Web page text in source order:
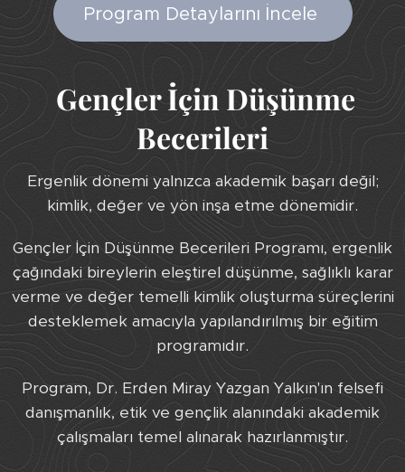
Program Detaylarını İncele
Gençler İçin Düşünme
Becerileri
Ergenlik dönemi yalnızca akademik başarı değil;
kimlik, değer ve yön inşa etme dönemidir.
Gençler İçin Düşünme Becerileri Programı, ergenlik
çağındaki bireylerin eleştirel düşünme, sağlıklı karar
verme ve değer temelli kimlik oluşturma süreçlerini
desteklemek amacıyla yapılandırılmış bir eğitim
programıdır.
Program, Dr. Erden Miray Yazgan Yalkın'ın felsefi
danışmanlık, etik ve gençlik alanındaki akademik
çalışmaları temel alınarak hazırlanmıştır.